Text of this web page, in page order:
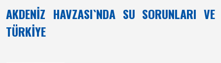
AKDENİZ HAVZASI`NDA SU SORUNLARI VE
TÜRKİYE